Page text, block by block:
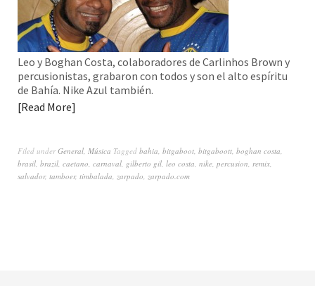
Leo y Boghan Costa, colaboradores de Carlinhos Brown y
percusionistas, grabaron con todos y son el alto espíritu
de Bahía. Nike Azul también.
Read More
Filed underGeneral, Música Tagged bahia, bitgaboot, bitgaboott, boghan costa,
brasil, brazil, caetano, carnaval, gilberto gil, leo costa, nike, percusion, remix,
salvador, tamboer, timbalada, zarpado, zarpado.com